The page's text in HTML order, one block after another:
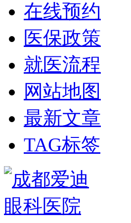
在线预约
医保政策
就医流程
网站地图
最新文章
TAG标签